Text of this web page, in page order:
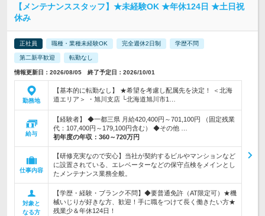
【メンテナンススタッフ】★未経験OK ★年休124日 ★土日祝
休み
正社員 職種・業種未経験OK 完全週休2日制 学歴不問
第二新卒歓迎 転勤なし
情報更新日：2026/08/05 終了予定日：2026/10/01
勤務地
【基本的に転勤なし】 ★希望を考慮し配属先を決定！ ＜北海
道エリア＞ ・旭川支店 └北海道旭川市1…
給与
【経験者】 ◆一都三県 月給420,400円～701,100円 （固定残業
代：107,400円～179,100円含む） ◆その他 …
初年度の年収： 360～720万円
仕事内容
【研修充実なので安心】当社が契約するビルやマンションなど
に設置されている、エレベーターなどの保守点検をメインとし
たメンテナンス業務全般。
対象と
なる方
【学歴・経験・ブランク不問】◆要普通免許（AT限定可）★機
械いじりが好きな方、歓迎！手に職をつけて長く働きたい方★
残業少＆年休124日！